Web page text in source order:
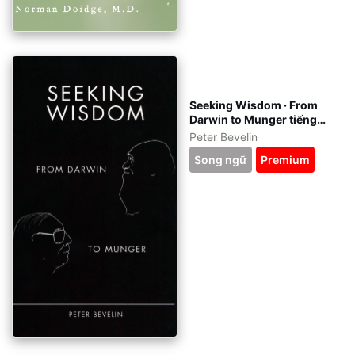
Seeking Wisdom · From
Darwin to Munger tiếng
Việt - kèm file gốc tiếng
Anh - eBook ePub, azw3,
pdf
Peter Bevelin
Song ngữ
Premium